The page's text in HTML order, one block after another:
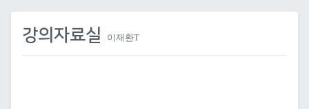
강의자료실 이재환T